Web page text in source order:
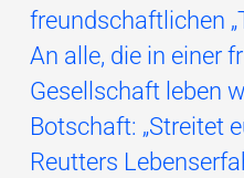
freundschaftlichen
An alle, die in einer
Gesellschaft leben
Botschaft: „Streitet
Reutters